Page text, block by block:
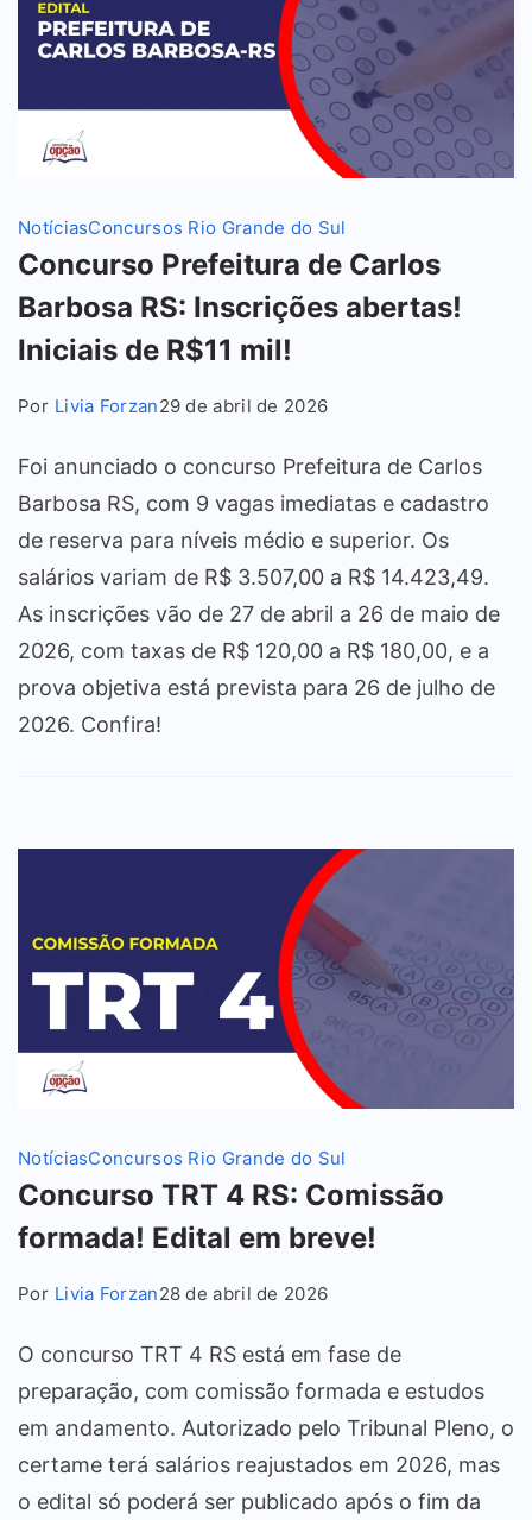
NotíciasConcursos Rio Grande do Sul
Concurso Prefeitura de Carlos
Barbosa RS: Inscrições abertas!
Iniciais de R$11 mil!
Por Livia Forzan29 de abril de 2026
Foi anunciado o concurso Prefeitura de Carlos
Barbosa RS, com 9 vagas imediatas e cadastro
de reserva para níveis médio e superior. Os
salários variam de R$ 3.507,00 a R$ 14.423,49.
As inscrições vão de 27 de abril a 26 de maio de
2026, com taxas de R$ 120,00 a R$ 180,00, e a
prova objetiva está prevista para 26 de julho de
2026. Confira!
NotíciasConcursos Rio Grande do Sul
Concurso TRT 4 RS: Comissão
formada! Edital em breve!
Por Livia Forzan28 de abril de 2026
O concurso TRT 4 RS está em fase de
preparação, com comissão formada e estudos
em andamento. Autorizado pelo Tribunal Pleno, o
certame terá salários reajustados em 2026, mas
o edital só poderá ser publicado após o fim da